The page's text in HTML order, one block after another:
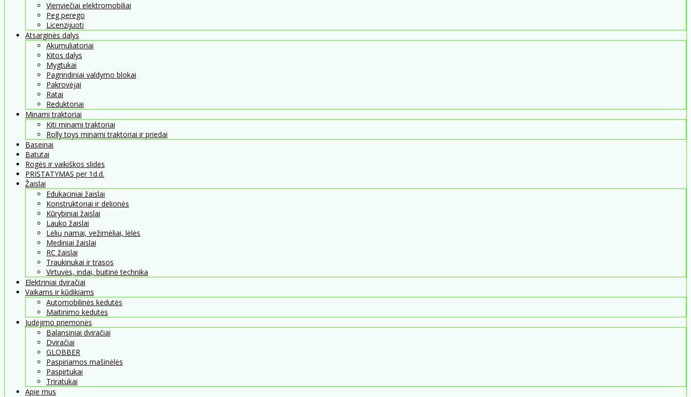
Vienviečiai elektromobiliai
Peg perego
Licenzijuoti
Atsarginės dalys
Akumuliatoriai
Kitos dalys
Mygtukai
Pagrindiniai valdymo blokai
Pakrovėjai
Ratai
Reduktoriai
Minami traktoriai
Kiti minami traktoriai
Rolly toys minami traktoriai ir priedai
Baseinai
Batutai
Rogės ir vaikiškos slidės
PRISTATYMAS per 1d.d.
Žaislai
Edukaciniai žaislai
Konstruktoriai ir delionės
Kūrybiniai žaislai
Lauko žaislai
Lėlių namai, vežimėliai, lėlės
Mediniai žaislai
RC žaislai
Traukinukai ir trasos
Virtuvės, indai, buitinė technika
Elektriniai dviračiai
Vaikams ir kūdikiams
Automobilinės kėdutės
Maitinimo kedutės
Judėjimo priemonės
Balansiniai dviračiai
Dviračiai
GLOBBER
Paspiriamos mašinėlės
Paspirtukai
Triratukai
Apie mus